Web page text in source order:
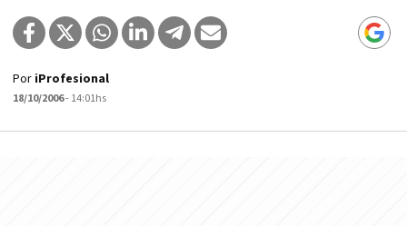
Por iProfesional
18/10/2006- 14:01hs